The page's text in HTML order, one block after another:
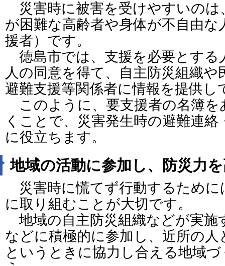
災害時に被害を受けやすいのは
が困難な高齢者や身体が不自由な
援者）です。
徳島市では、支援を必要とする
人の同意を得て、自主防災組織
避難支援等関係者に情報を提供し
このように、要支援者の名簿を
くことで、災害発生時の避難連絡
に役立ちます。
地域の活動に参加し、防災力
災害時に慌てず行動するために
に取り組むことが大切です。
地域の自主防災組織などが実施
などに積極的に参加し、近所の
というときに協力し合える地域